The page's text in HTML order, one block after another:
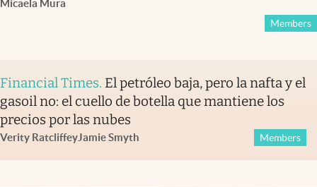
Micaela Mura
Members
Financial Times. El petróleo baja, pero la nafta y el
gasoil no: el cuello de botella que mantiene los
precios por las nubes
Verity RatcliffeyJamie Smyth Members